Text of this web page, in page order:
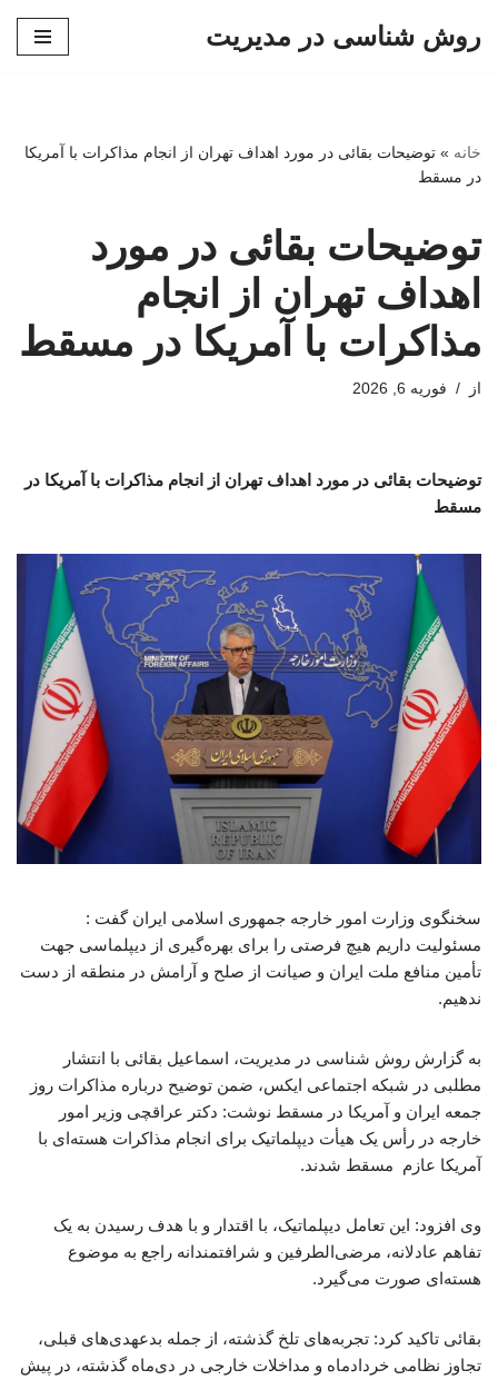
روش شناسی در مدیریت
خانه » توضیحات بقائی در مورد اهداف تهران از انجام مذاکرات با آمریکا
در مسقط
توضیحات بقائی در مورد
اهداف تهران از انجام
مذاکرات با آمریکا در مسقط
از فوریه 6, 2026
توضیحات بقائی در مورد اهداف تهران از انجام مذاکرات با آمریکا در
مسقط
سخنگوی وزارت امور خارجه جمهوری اسلامی ایران گفت :
مسئولیت داریم هیچ فرصتی را برای بهره‌گیری از دیپلماسی جهت
تأمین منافع ملت ایران و صیانت از صلح و آرامش در منطقه از دست
ندهیم.
به گزارش روش شناسی در مدیریت، اسماعیل بقائی با انتشار
مطلبی در شبکه اجتماعی ایکس، ضمن توضیح درباره مذاکرات روز
جمعه ایران و آمریکا در مسقط نوشت: دکتر ‎عراقچی وزیر امور
خارجه در رأس یک هیأت دیپلماتیک برای انجام مذاکرات هسته‌ای با
آمریکا عازم ‎ مسقط شدند.
وی افزود: این تعامل دیپلماتیک، با اقتدار و با هدف رسیدن به یک
تفاهم عادلانه، مرضی‌الطرفین و شرافتمندانه راجع به موضوع
هسته‌ای صورت می‌گیرد.
بقائی تاکید کرد: تجربه‌های تلخ گذشته، از جمله بدعهدی‌های قبلی،
تجاوز نظامی خردادماه و مداخلات خارجی در دی‌ماه گذشته، در پیش